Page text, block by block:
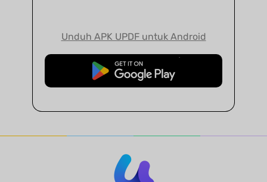
Unduh APK UPDF untuk Android
Unduh Gratis